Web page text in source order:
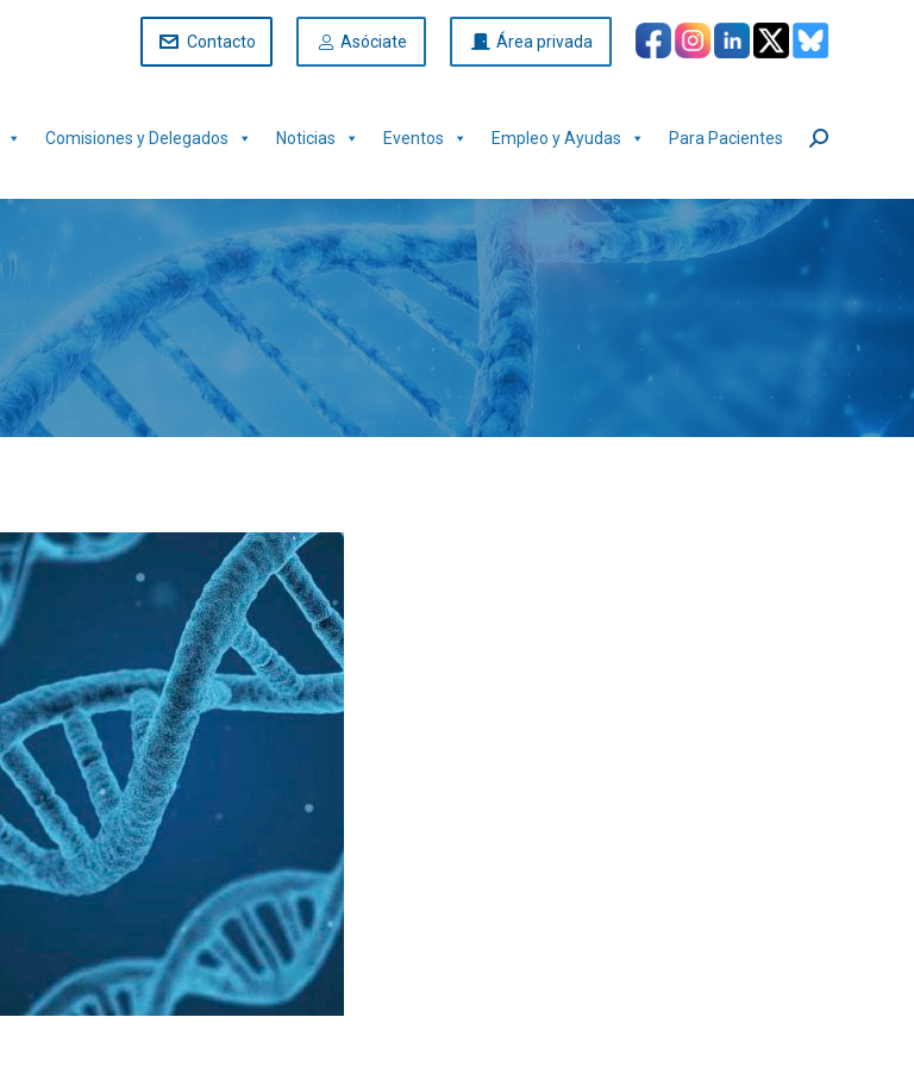
Contacto Asóciate Área privada
Comisiones y Delegados Noticias Eventos Empleo y Ayudas Para Pacientes Buscar: